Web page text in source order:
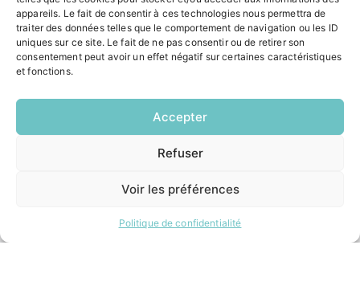
appareils. Le fait de consentir à ces technologies nous permettra de
traiter des données telles que le comportement de navigation ou les ID
uniques sur ce site. Le fait de ne pas consentir ou de retirer son
consentement peut avoir un effet négatif sur certaines caractéristiques
et fonctions.
Accepter
Refuser
Voir les préférences
Politique de confidentialité
Mercredi:
8h30 – 12h00 / 14h00 – 17h00
Jeudi:
8h30 – 12h00 / 14h00 – 18h00
Vendredi:
Formalités administratives